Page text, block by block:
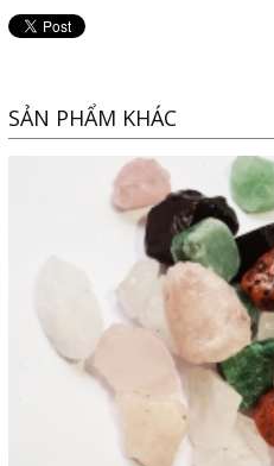
SẢN PHẨM KHÁC